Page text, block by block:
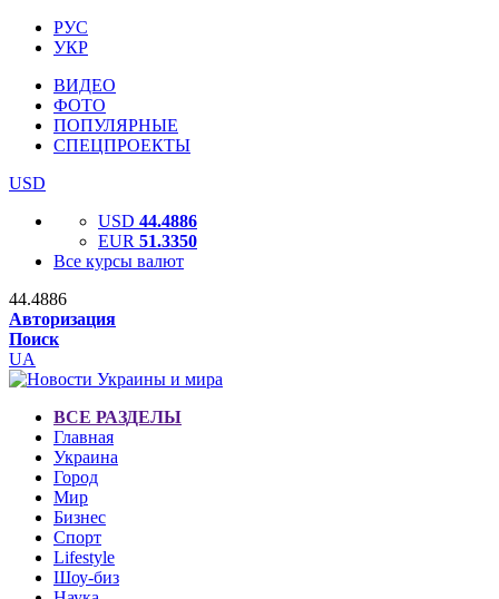
РУС
УКР
ВИДЕО
ФОТО
ПОПУЛЯРНЫЕ
СПЕЦПРОЕКТЫ
USD
USD 44.4886
EUR 51.3350
Все курсы валют
44.4886
Авторизация
Поиск
UA
ВСЕ РАЗДЕЛЫ
Главная
Украина
Город
Мир
Бизнес
Спорт
Lifestyle
Шоу-биз